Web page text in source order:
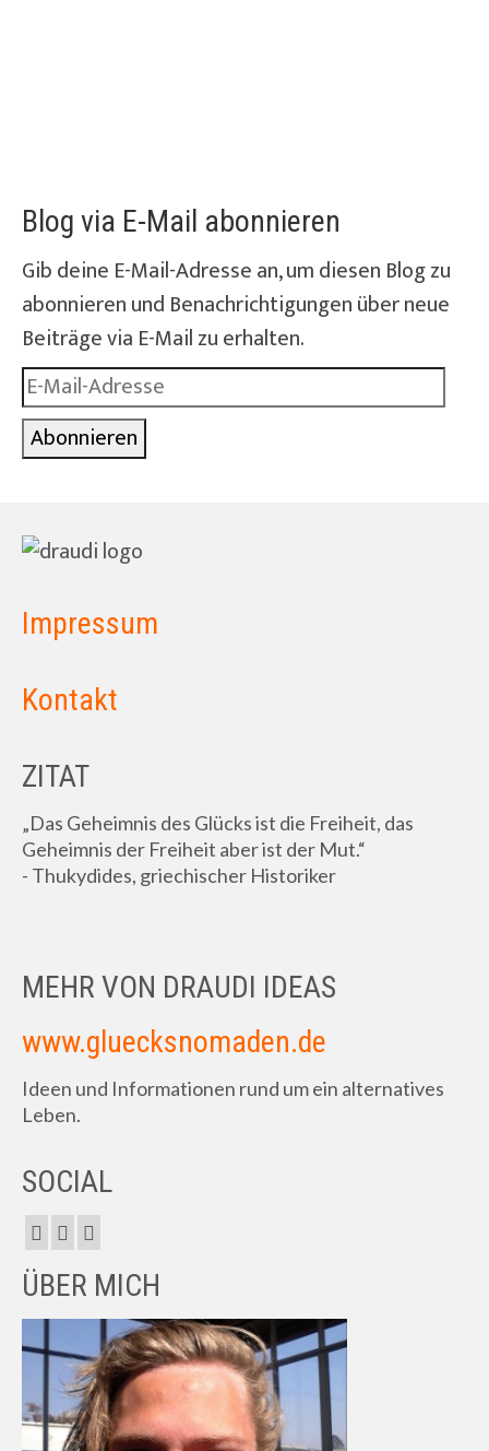
Blog via E-Mail abonnieren
Gib deine E-Mail-Adresse an, um diesen Blog zu
abonnieren und Benachrichtigungen über neue
Beiträge via E-Mail zu erhalten.
E-
Mail-
Adresse
Abonnieren
Impressum
Kontakt
ZITAT
„Das Geheimnis des Glücks ist die Freiheit, das
Geheimnis der Freiheit aber ist der Mut.“
- Thukydides, griechischer Historiker
MEHR VON DRAUDI IDEAS
www.gluecksnomaden.de
Ideen und Informationen rund um ein alternatives
Leben.
SOCIAL
ÜBER MICH